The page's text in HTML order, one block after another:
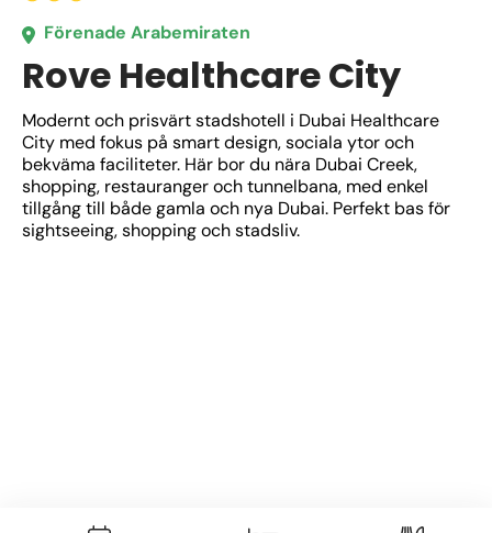
Förenade Arabemiraten
Rove Healthcare City
Modernt och prisvärt stadshotell i Dubai Healthcare
City med fokus på smart design, sociala ytor och
bekväma faciliteter. Här bor du nära Dubai Creek,
shopping, restauranger och tunnelbana, med enkel
tillgång till både gamla och nya Dubai. Perfekt bas för
sightseeing, shopping och stadsliv.